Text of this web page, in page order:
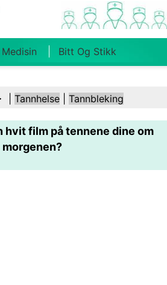
Bitt Og Stikk
Familiehelse
Helse Folkehelse Og
| Tannhelse Tannbleking
hvit film på tennene dine om
morgenen?